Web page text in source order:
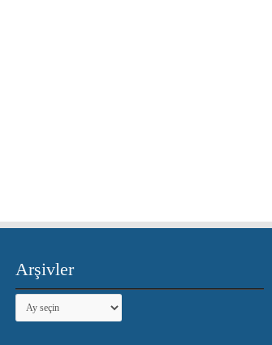
Arşivler
Arşivler